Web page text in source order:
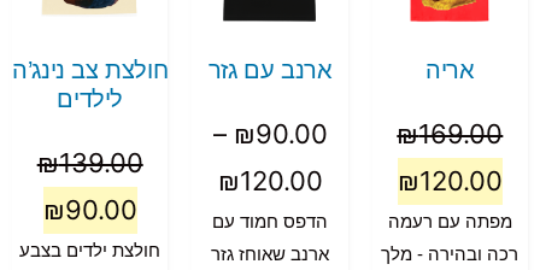
אריה
₪169.00
₪120.00
מפתה עם רעמה
רכה ובהירה - מלך
ארנב עם גזר
₪90.00
–
₪120.00
הדפס חמוד עם
ארנב שאוחז גזר
חולצת צב נינג’ה
לילדים
₪139.00
₪90.00
חולצת ילדים בצבע